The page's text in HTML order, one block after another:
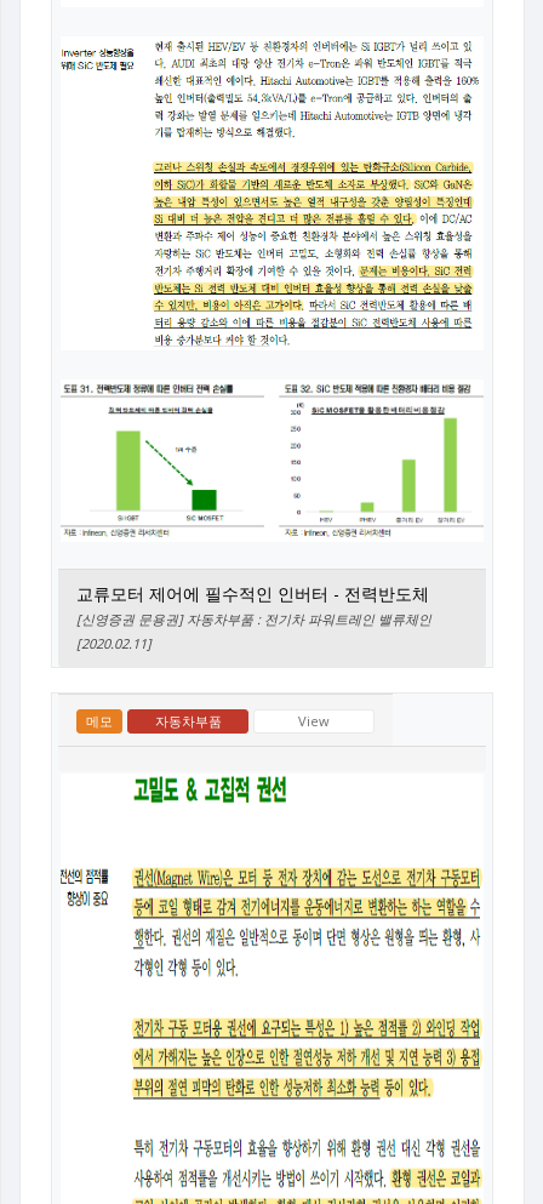
교류모터 제어에 필수적인 인버터 - 전력반도체
[신영증권 문용권] 자동차부품 : 전기차 파워트레인 밸류체인
[2020.02.11]
메모 자동차부품 View